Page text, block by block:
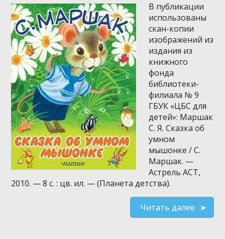
В публикации
использованы
скан-копии
изображений из
издания из
книжного
фонда
библиотеки-
филиала № 9
ГБУК «ЦБС для
детей»: Маршак
С. Я. Сказка об
умном
мышонке / С.
Маршак. —
Астрель АСТ,
2010. — 8 с. : цв. ил. — (Планета детства).
Читать далее